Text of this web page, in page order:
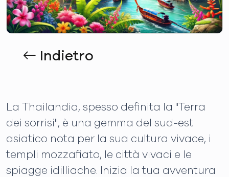
Indietro
La Thailandia, spesso definita la "Terra
dei sorrisi", è una gemma del sud-est
asiatico nota per la sua cultura vivace, i
templi mozzafiato, le città vivaci e le
spiagge idilliache. Inizia la tua avventura